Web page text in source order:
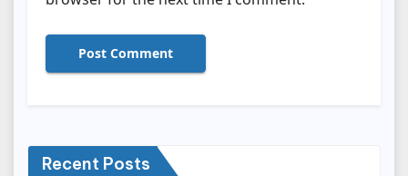
Recent Posts